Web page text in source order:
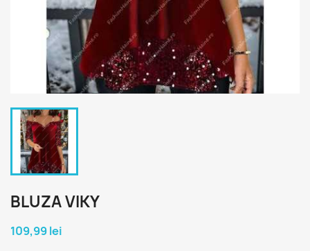
BLUZA VIKY
109,99 lei